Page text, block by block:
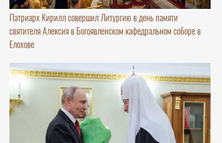
Патриарх Кирилл совершил Литургию в день памяти
святителя Алексия в Богоявленском кафедральном соборе в
Елохове